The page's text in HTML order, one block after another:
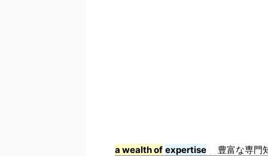
a wealth of expertise 豊富な専門